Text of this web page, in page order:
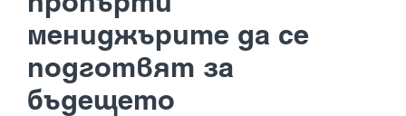
мениджърите да се
подготвят за
бъдещето